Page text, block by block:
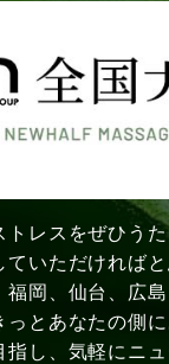
トレスをぜひう
ていただければ
福岡、仙台、広
っとあなたの側
指し、気軽にニ